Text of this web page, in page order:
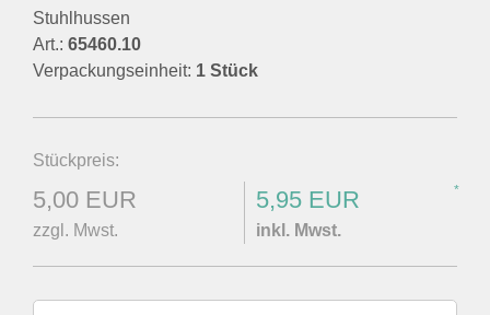
Stuhlhussen
Art.: 65460.10
Verpackungseinheit: 1 Stück
Stückpreis:
5,00 EUR
zzgl. Mwst.
5,95 EUR *
inkl. Mwst.